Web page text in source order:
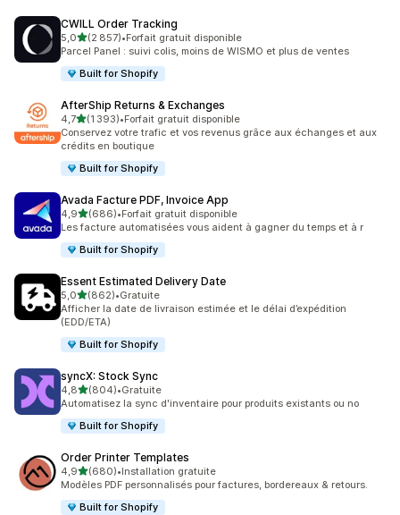
CWILL Order Tracking
5,0étoile(s) sur 5
(2 857)
2857 avis au total
•Forfait gratuit disponible
Parcel Panel : suivi colis, moins de WISMO et plus de ventes
Built for Shopify
AfterShip Returns & Exchanges
4,7étoile(s) sur 5
(1 393)
1393 avis au total
•Forfait gratuit disponible
Conservez votre trafic et vos revenus grâce aux échanges et aux
crédits en boutique
Built for Shopify
Avada Facture PDF, Invoice App
4,9étoile(s) sur 5
(686)
686 avis au total
•Forfait gratuit disponible
Les facture automatisées vous aident à gagner du temps et à r
Built for Shopify
Essent Estimated Delivery Date
5,0étoile(s) sur 5
(862)
862 avis au total
•Gratuite
Afficher la date de livraison estimée et le délai d’expédition
(EDD/ETA)
Built for Shopify
syncX: Stock Sync
4,8étoile(s) sur 5
(804)
804 avis au total
•Gratuite
Automatisez la sync d'inventaire pour produits existants ou no
Built for Shopify
Order Printer Templates
4,9étoile(s) sur 5
(680)
680 avis au total
•Installation gratuite
Modèles PDF personnalisés pour factures, bordereaux & retours.
Built for Shopify